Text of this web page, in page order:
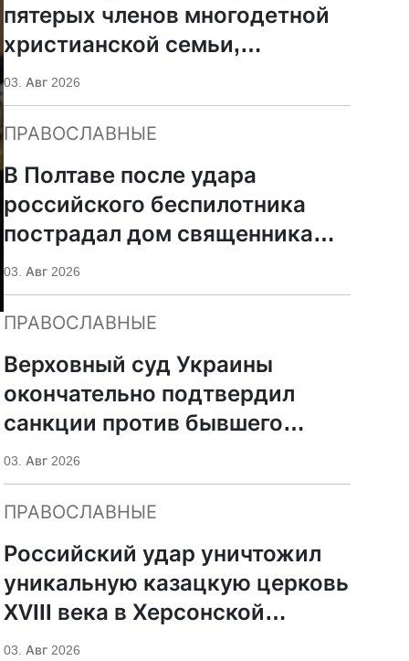
пятерых членов многодетной
христианской семьи,
погибших при российском
ударе
03. Авг 2026
ПРАВОСЛАВНЫЕ
В Полтаве после удара
российского беспилотника
пострадал дом священника
УПЦ
03. Авг 2026
ПРАВОСЛАВНЫЕ
Верховный суд Украины
окончательно подтвердил
санкции против бывшего
митрополита УПЦ Иосифа
03. Авг 2026
ПРАВОСЛАВНЫЕ
Российский удар уничтожил
уникальную казацкую церковь
XVIII века в Херсонской
области
03. Авг 2026